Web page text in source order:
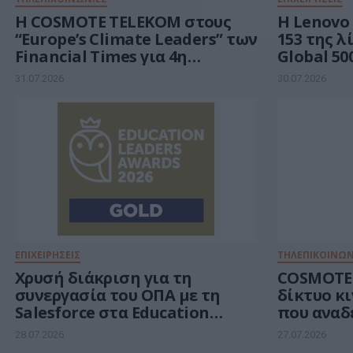
Η COSMOTE TELEKOM στους
“Europe’s Climate Leaders” των
Financial Times για 4η
συνεχόμενη χρονιά
31.07.2026
Η Lenovo
153 της
Global
30.07.2026
ΕΠΙΧΕΙΡΗΣΕΙΣ
Χρυσή διάκριση για τη
συνεργασία του ΟΠΑ με τη
Salesforce στα Education
Leaders Awards 2026
28.07.2026
δίκτυο
που
27.07.2026